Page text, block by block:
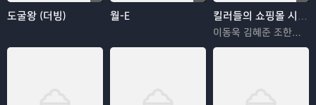
도굴왕 (더빙) 월-E 킬러들의 쇼핑몰 시즌2
이동욱 김혜준 조한선 김해나